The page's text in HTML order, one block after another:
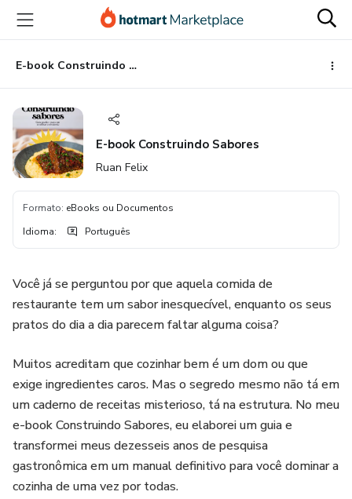
para
conteúdo
principal
para
pagamento
para
rodapé
E-book Construindo Sabores
E-book Construindo Sabores
Ruan Felix
Formato: eBooks ou Documentos
Idioma: Português
Você já se perguntou por que aquela comida de
restaurante tem um sabor inesquecível, enquanto os seus
pratos do dia a dia parecem faltar alguma coisa?
Muitos acreditam que cozinhar bem é um dom ou que
exige ingredientes caros. Mas o segredo mesmo não tá em
um caderno de receitas misterioso, tá na estrutura. No meu
e-book Construindo Sabores, eu elaborei um guia e
transformei meus dezesseis anos de pesquisa
gastronômica em um manual definitivo para você dominar a
cozinha de uma vez por todas.